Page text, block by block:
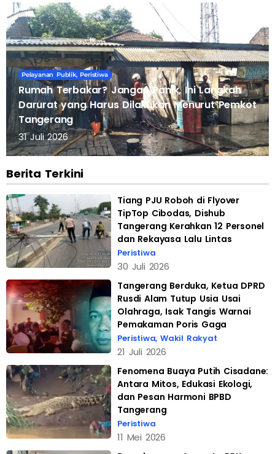
Pelayanan Publik, Peristiwa
Rumah Terbakar? Jangan Panik, Ini Langkah
Darurat yang Harus Dilakukan Menurut Pemkot
Tangerang
31 Juli 2026
Berita Terkini
Tiang PJU Roboh di Flyover
TipTop Cibodas, Dishub
Tangerang Kerahkan 12 Personel
dan Rekayasa Lalu Lintas
Peristiwa
30 Juli 2026
Tangerang Berduka, Ketua DPRD
Rusdi Alam Tutup Usia Usai
Olahraga, Isak Tangis Warnai
Pemakaman Poris Gaga
Peristiwa, Wakil Rakyat
21 Juli 2026
Fenomena Buaya Putih Cisadane:
Antara Mitos, Edukasi Ekologi,
dan Pesan Harmoni BPBD
Tangerang
Peristiwa
11 Mei 2026